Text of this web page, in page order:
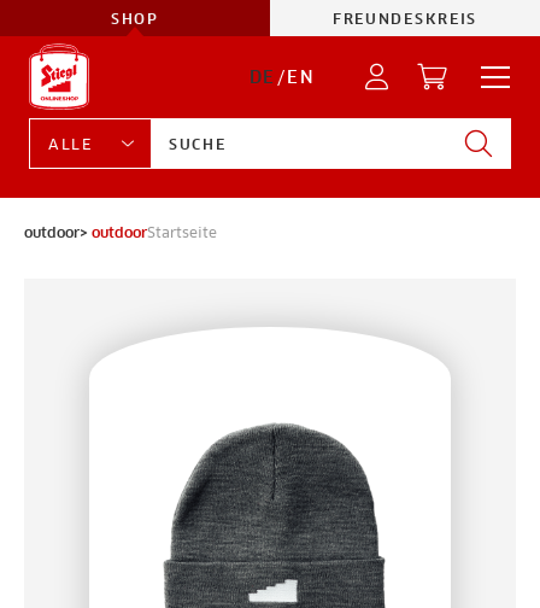
SHOP FREUNDESKREIS
DE/EN
outdoor> outdoorStartseite